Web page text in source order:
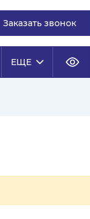
Заказать звонок
ЕЩЕ